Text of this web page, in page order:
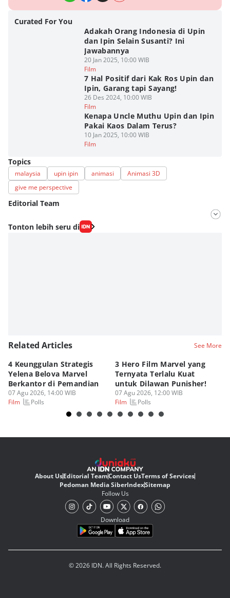
Curated For You
Adakah Orang Indonesia di Upin
dan Ipin Selain Susanti? Ini
Jawabannya
20 Jan 2025, 10:00 WIB
Film
7 Hal Positif dari Kak Ros Upin dan
Ipin, Garang tapi Sayang!
26 Des 2024, 10:00 WIB
Film
Kenapa Uncle Muthu Upin dan Ipin
Pakai Kaos Dalam Terus?
10 Jan 2025, 10:00 WIB
Film
Topics
malaysia upin ipin animasi
Animasi 3D
give me perspective
Editorial Team
Editor
Nadia Agatha Pramesthi
Tonton lebih seru di
Related Articles See More
4 Keunggulan Strategis
Yelena Belova Marvel
Berkantor di Pemandian
07 Agu 2026, 14:00 WIB
Film
Polls
3 Hero Film Marvel yang
Ternyata Terlalu Kuat
untuk Dilawan Punisher!
07 Agu 2026, 12:00 WIB
Film
Polls
About UsEditorial TeamContact UsTerms of Services
Pedoman Media SiberIndexSitemap
Follow Us
Download
© 2026 IDN. All Rights Reserved.